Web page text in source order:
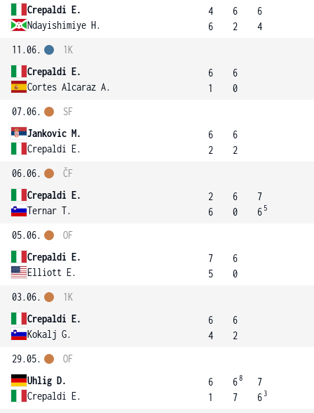
Crepaldi E.
Ndayishimiye H.
4
6
6
2
6
4
11.06.
Crepaldi E.
Cortes Alcaraz A.
1K
6
1
6
0
07.06.
Jankovic M.
Crepaldi E.
SF
6
2
6
2
06.06.
Crepaldi E.
Ternar T.
ČF
2
6
6
0
7
6 5
05.06.
Crepaldi E.
Elliott E.
OF
7
5
6
0
03.06.
Crepaldi E.
Kokalj G.
1K
6
4
6
2
29.05.
Uhlig D.
Crepaldi E.
OF
6
1
68
7
7
6 3